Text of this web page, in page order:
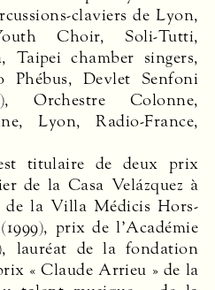
claviers de Lyon,
Choir, Soli-Tutti,
Taipei chamber singers,
Phébus, Devlet Senfoni
Orchestre Colonne,
Lyon, Radio-France,
titulaire de deux prix
de la Casa Velázquez à
de la Villa Médicis Hors-
prix de l’Académie
lauréat de la fondation
« Claude Arrieu » de la